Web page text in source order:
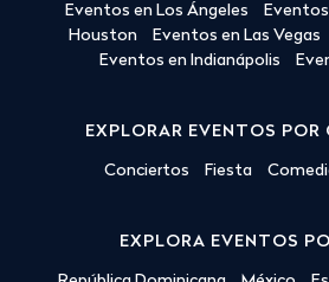
Eventos en Los Ángeles
Eventos
Houston
Eventos en Las Vegas
Eventos en Indianápolis
EXPLORAR EVENTOS POR
Conciertos Fiesta
EXPLORA EVENTOS